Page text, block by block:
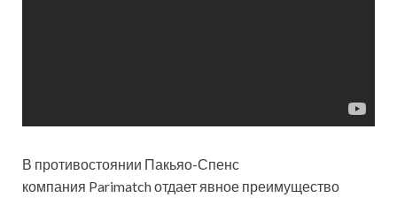
В противостоянии Пакьяо-Спенс
компания Parimatch отдает явное преимущество